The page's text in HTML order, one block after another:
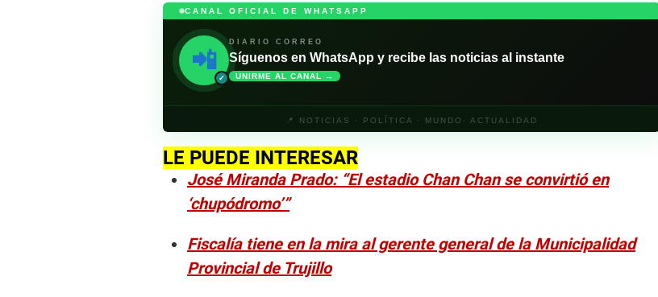
CANAL OFICIAL DE WHATSAPP
📲
✓
DIARIO CORREO
Síguenos en WhatsApp y recibe las noticias al instante
UNIRME AL CANAL →
📍 NOTICIAS · POLÍTICA · MUNDO· ACTUALIDAD
LE PUEDE INTERESAR
José Miranda Prado: “El estadio Chan Chan se convirtió en
‘chupódromo’”
Fiscalía tiene en la mira al gerente general de la Municipalidad
Provincial de Trujillo